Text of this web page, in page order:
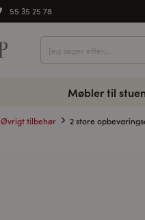
55 35 25 78
Møbler til
Øvrigt tilbehør 2 store